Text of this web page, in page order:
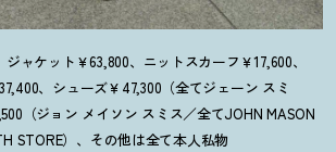
ャケット￥63,800、ニットスカーフ￥17,600、
、シューズ￥47,300（全てジェーン スミ
（ジョン メイソン スミス／全てJOHN MASON
STORE）、その他は全て本人私物